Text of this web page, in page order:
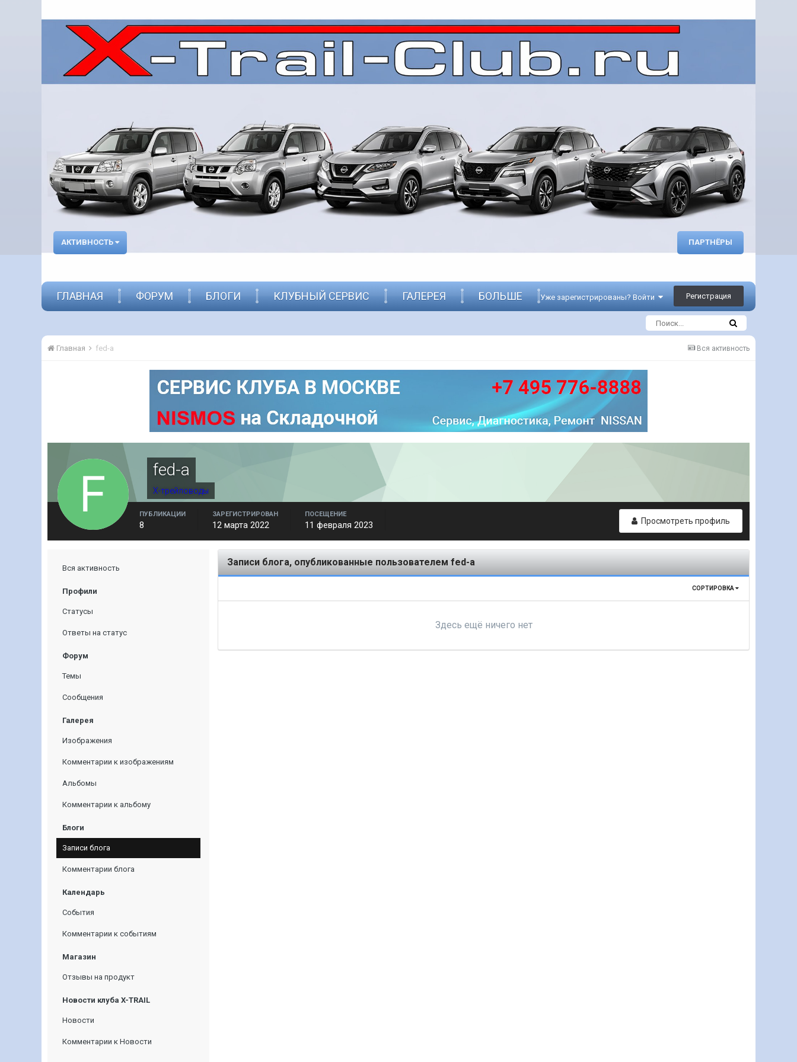
АКТИВНОСТЬ ПАРТНЁРЫ
Уже зарегистрированы? Войти Регистрация
ГЛАВНАЯ ФОРУМ БЛОГИ КЛУБНЫЙ СЕРВИС ГАЛЕРЕЯ БОЛЬШЕ
Вся активность
Главная fed-a
fed-a
Х-трейловоды
Просмотреть профиль
ПУБЛИКАЦИИ
8
ЗАРЕГИСТРИРОВАН
12 марта 2022
ПОСЕЩЕНИЕ
11 февраля 2023
Вся активность
Профили
Статусы
Ответы на статус
Форум
Темы
Сообщения
Галерея
Изображения
Комментарии к изображениям
Альбомы
Комментарии к альбому
Блоги
Записи блога
Комментарии блога
Календарь
События
Комментарии к событиям
Магазин
Отзывы на продукт
Новости клуба X-TRAIL
Новости
Комментарии к Новости
Записи блога, опубликованные пользователем fed-a
СОРТИРОВКА
Здесь ещё ничего нет